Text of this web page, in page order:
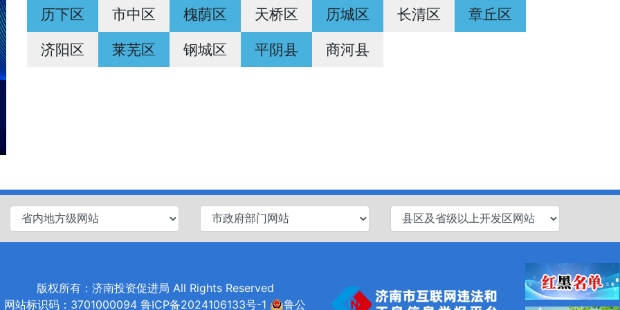
历下区 市中区 槐荫区 天桥区 历城区 长清区 章丘区
济阳区 莱芜区 钢城区 平阴县 商河县
版权所有：济南投资促进局 All Rights Reserved
网站标识码：3701000094 鲁ICP备2024106133号-1 鲁公